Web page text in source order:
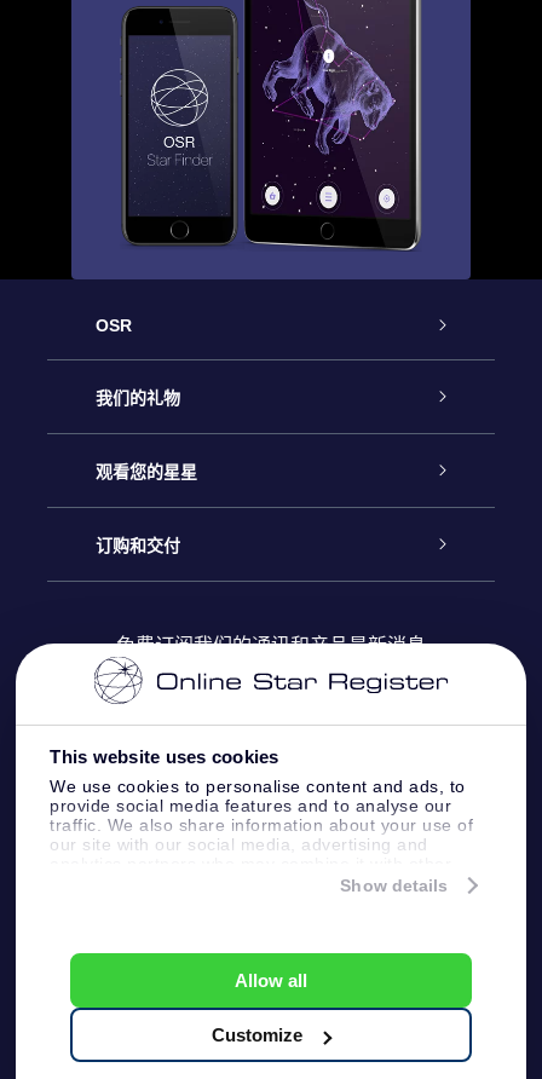
This website uses cookies
We use cookies to personalise content and ads, to
provide social media features and to analyse our
traffic. We also share information about your use of
our site with our social media, advertising and
information that you’ve provided to them or that
Show details
Allow all
Customize
OSR
客户服务
联系我们
博客
评论
我们的礼物
Online Star礼物
OSR 礼物包
OSR 礼物卡
公司礼品
观看您的星星
Online Star Register
个性化的Star Page
One Million Stars
OSR Starsaver
订购和交付
付款信息
配送信息
退货政策&撤销权
免费订阅我们的通讯和产品最新消息
客户服务:help@osr.org
KVK: 60333553, VAT: NL 8538.62.722B01
One Million Stars
一般条款和条件
隐私政策和免责声明